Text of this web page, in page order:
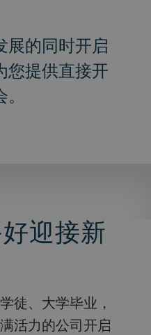
展的同时开启
您提供直接开
迎接新
活力的公司开启